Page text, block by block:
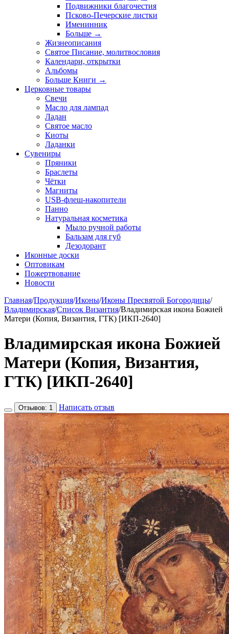
Подвижники благочестия
Псково-Печерские листки
Именинник
Больше →
Жизнеописания
Святое Писание, молитвословия
Календари, открытки
Альбомы
Больше Книги →
Церковные товары
Свечи
Масло для лампад
Ладан
Святое масло
Киоты
Ладанки
Сувениры
Пряники
Браслеты
Чётки
Магниты
USB-флеш-накопители
Панно
Натуральная косметика
Мыло ручной работы
Бальзам для губ
Дезодорант
Иконные доски
Оптовикам
Пожертвование
Новости
Главная/Продукция/Иконы/Иконы Пресвятой Богородицы/
Владимирская/Список Византия/Владимирская икона Божией
Матери (Копия, Византия, ГТК) [ИКП-2640]
Владимирская икона Божией
Матери (Копия, Византия,
ГТК) [ИКП-2640]
Отзывов: 1 Написать отзыв